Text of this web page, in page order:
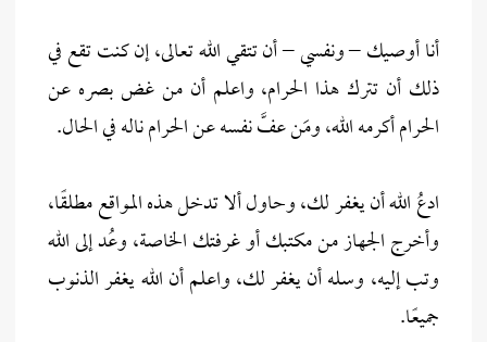
أنا أوصيك – ونفسي – أن تتقي الله تعالى، إن كنت تقع في
ذلك أن تترك هذا الحرام، واعلم أن من غض بصره عن
الحرام أكرمه الله، ومَن عفَّ نفسه عن الحرام ناله في الحال.
ادعُ الله أن يغفر لك، وحاول ألا تدخل هذه المواقع مطلقًا،
وأخرج الجهاز من مكتبك أو غرفتك الخاصة، وعُد إلى الله
وتب إليه، وسله أن يغفر لك، واعلم أن الله يغفر الذنوب
جميعًا.